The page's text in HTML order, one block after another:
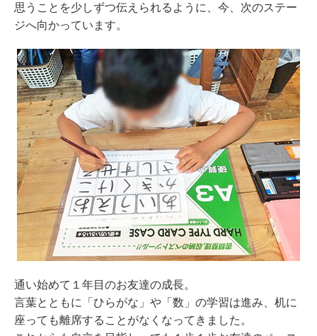
思うことを少しずつ伝えられるように、今、次のステー
ジへ向かっています。
通い始めて１年目のお友達の成長。
言葉とともに「ひらがな」や「数」の学習は進み、机に
座っても離席することがなくなってきました。